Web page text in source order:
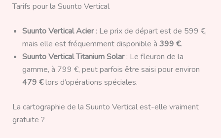
Tarifs pour la Suunto Vertical
Suunto Vertical Acier: Le prix de départ est de 599 €,
mais elle est fréquemment disponible à 399 €.
Suunto Vertical Titanium Solar: Le fleuron de la
gamme, à 799 €, peut parfois être saisi pour environ
479 €lors d’opérations spéciales.
La cartographie de la Suunto Vertical est-elle vraiment
gratuite ?